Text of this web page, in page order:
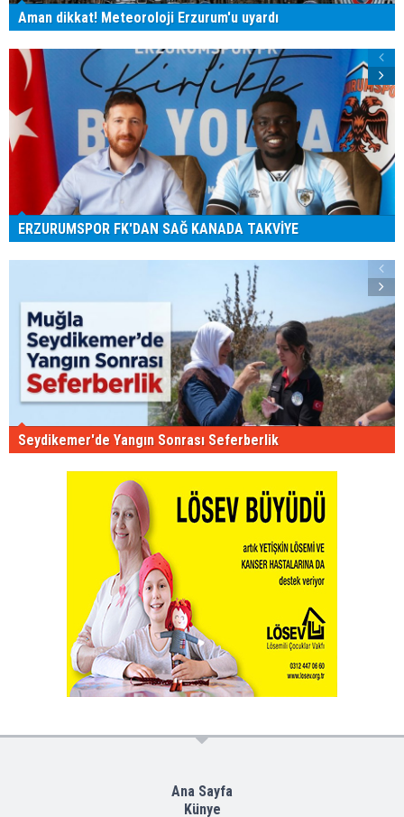
Aman dikkat! Meteoroloji Erzurum'u uyardı
ERZURUMSPOR FK'DAN SAĞ KANADA TAKVİYE
Seydikemer'de Yangın Sonrası Seferberlik
Ana Sayfa
Künye